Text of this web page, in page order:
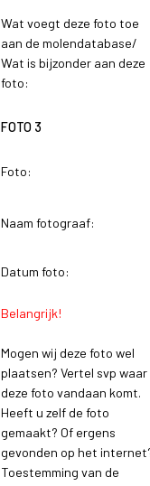
Wat voegt deze foto toe
aan de molendatabase/
Wat is bijzonder aan deze
foto:
FOTO 3
Foto:
Naam fotograaf:
Datum foto:
Belangrijk!
Mogen wij deze foto wel
plaatsen? Vertel svp waar
deze foto vandaan komt.
Heeft u zelf de foto
gemaakt? Of ergens
gevonden op het
Toestemming van de